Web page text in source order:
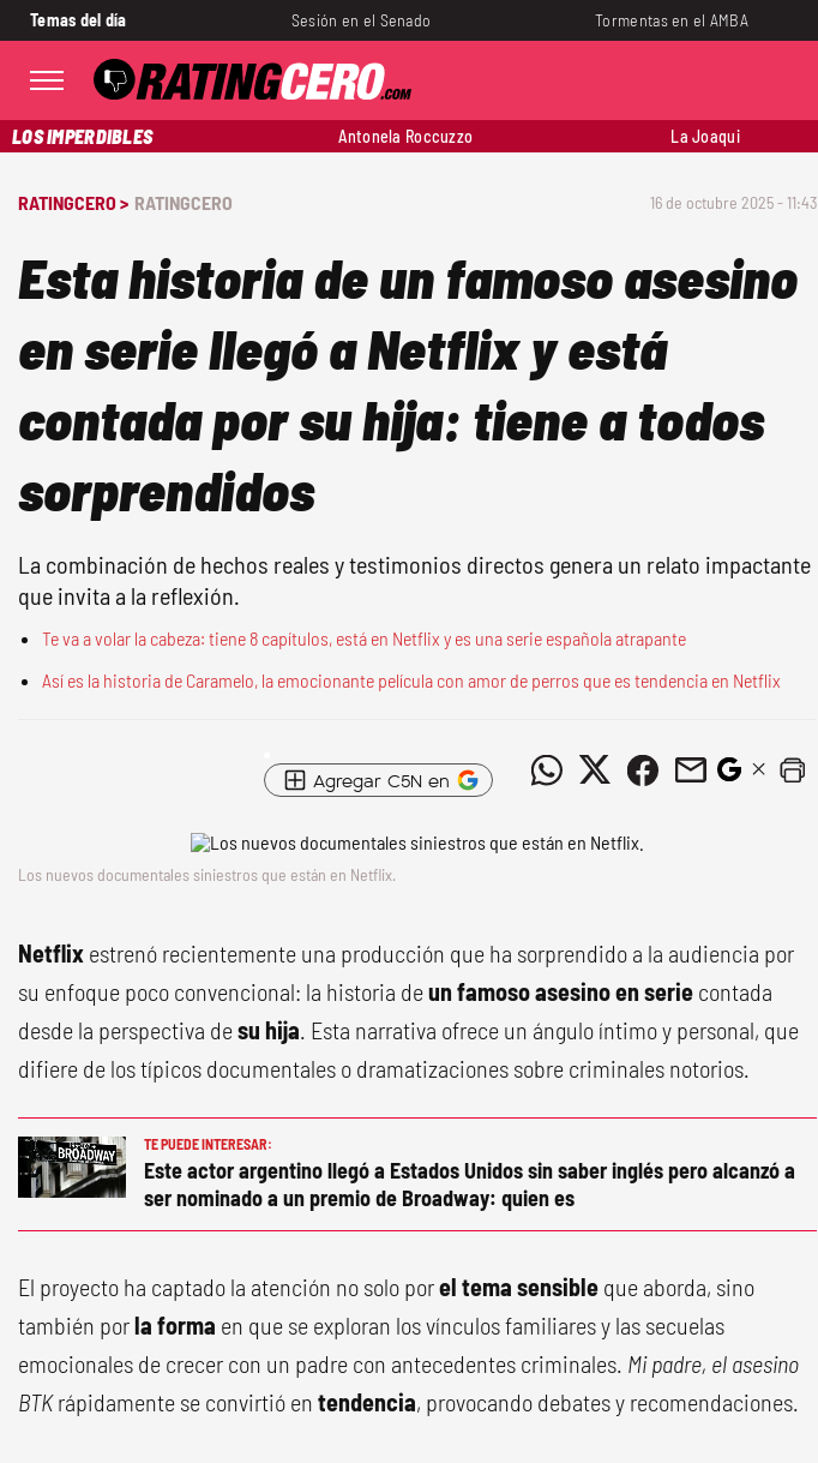
Temas del día Sesión en el Senado Tormentas en el AMBA
LOS IMPERDIBLES Antonela Roccuzzo La Joaqui
RATINGCERO > RATINGCERO 16 de octubre 2025 - 11:43
Esta historia de un famoso asesino
en serie llegó a Netflix y está
contada por su hija: tiene a todos
sorprendidos
La combinación de hechos reales y testimonios directos genera un relato impactante
que invita a la reflexión.
Te va a volar la cabeza: tiene 8 capítulos, está en Netflix y es una serie española atrapante
Así es la historia de Caramelo, la emocionante película con amor de perros que es tendencia en Netflix
Agregar C5N en
Los nuevos documentales siniestros que están en Netflix.
Netflix estrenó recientemente una producción que ha sorprendido a la audiencia por
su enfoque poco convencional: la historia deun famoso asesino en serie contada
desde la perspectiva desu hija. Esta narrativa ofrece un ángulo íntimo y personal, que
difiere de los típicos documentales o dramatizaciones sobre criminales notorios.
TE PUEDE INTERESAR:
Este actor argentino llegó a Estados Unidos sin saber inglés pero alcanzó a
ser nominado a un premio de Broadway: quien es
El proyecto ha captado la atención no solo porel tema sensible que aborda, sino
también porla forma en que se exploran los vínculos familiares y las secuelas
emocionales de crecer con un padre con antecedentes criminales. Mi padre, el asesino
BTKrápidamente se convirtió en tendencia, provocando debates y recomendaciones.